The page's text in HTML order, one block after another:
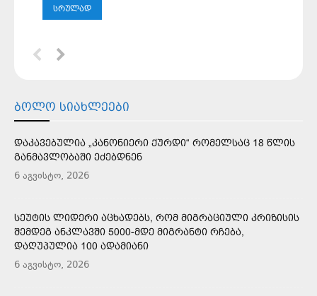
ᲡᲠᲣᲚᲐᲓ
ᲑᲝᲚᲝ ᲡᲘᲐᲮᲚᲔᲔᲑᲘ
ᲓᲐᲙᲐᲕᲔᲑᲣᲚᲘᲐ „ᲙᲐᲜᲝᲜᲘᲔᲠᲘ ᲥᲣᲠᲓᲘ“ ᲠᲝᲛᲔᲚᲡᲐᲪ 18 ᲬᲚᲘᲡ
ᲒᲐᲜᲛᲐᲕᲚᲝᲑᲐᲨᲘ ᲔᲫᲔᲑᲓᲜᲔᲜ
6 აგვისტო, 2026
ᲡᲔᲣᲢᲘᲡ ᲚᲘᲓᲔᲠᲘ ᲐᲪᲮᲐᲓᲔᲑᲡ, ᲠᲝᲛ ᲛᲘᲒᲠᲐᲪᲘᲣᲚᲘ ᲙᲠᲘᲖᲘᲡᲘᲡ
ᲨᲔᲛᲓᲔᲒ ᲐᲜᲙᲚᲐᲕᲨᲘ 5000-ᲛᲓᲔ ᲛᲘᲒᲠᲐᲜᲢᲘ ᲠᲩᲔᲑᲐ,
ᲓᲐᲦᲣᲞᲣᲚᲘᲐ 100 ᲐᲓᲐᲛᲘᲐᲜᲘ
6 აგვისტო, 2026